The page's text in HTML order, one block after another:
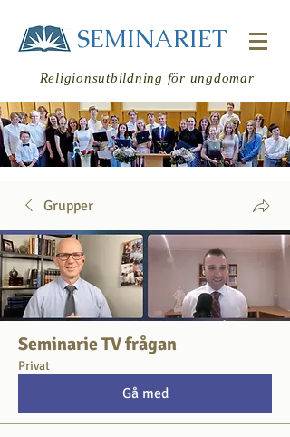
SEMINARIET
Religionsutbildning för ungdomar
Grupper
Seminarie TV frågan
Privat
Gå med